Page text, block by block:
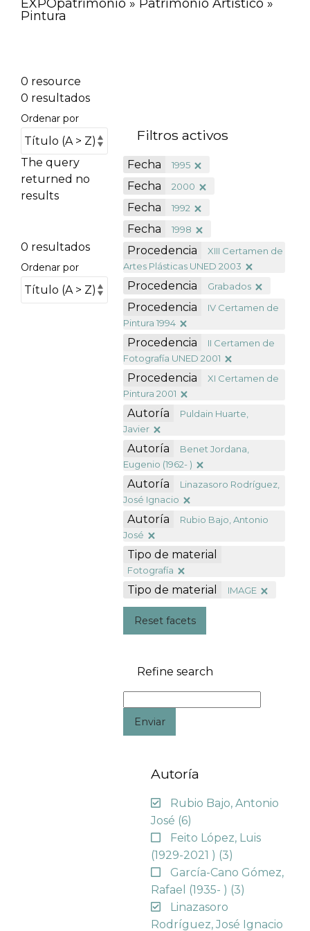
EXPOpatrimonio » Patrimonio Artístico »
Pintura
0 resource
0 resultados
Ordenar por
The query
returned no
results
0 resultados
Ordenar por
Filtros activos
Fecha 1995
Fecha 2000
Fecha 1992
Fecha 1998
Procedencia
XIII Certamen de
Artes Plásticas UNED 2003
Procedencia Grabados
Procedencia
IV Certamen de
Pintura 1994
Procedencia
II Certamen de
Fotografía UNED 2001
Procedencia
XI Certamen de
Pintura 2001
Autoría
Puldain Huarte,
Javier
Autoría
Benet Jordana,
Eugenio (1962- )
Autoría
Linazasoro Rodríguez,
José Ignacio
Autoría
Rubio Bajo, Antonio
José
Tipo de material
Fotografía
Tipo de material IMAGE
Reset facets
Refine search
Enviar
Autoría
Rubio Bajo, Antonio
José (6)
Feito López, Luis
(1929-2021 ) (3)
García-Cano Gómez,
Rafael (1935- ) (3)
Linazasoro
Rodríguez, José Ignacio